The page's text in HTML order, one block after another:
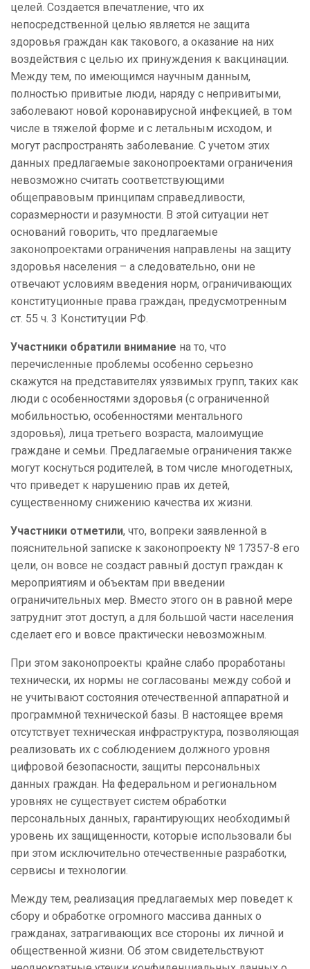
целей. Создается впечатление, что их
непосредственной целью является не защита
здоровья граждан как такового, а оказание на них
воздействия с целью их принуждения к вакцинации.
Между тем, по имеющимся научным данным,
полностью привитые люди, наряду с непривитыми,
заболевают новой коронавирусной инфекцией, в том
числе в тяжелой форме и с летальным исходом, и
могут распространять заболевание. С учетом этих
данных предлагаемые законопроектами ограничения
невозможно считать соответствующими
общеправовым принципам справедливости,
соразмерности и разумности. В этой ситуации нет
оснований говорить, что предлагаемые
законопроектами ограничения направлены на защиту
здоровья населения – а следовательно, они не
отвечают условиям введения норм, ограничивающих
конституционные права граждан, предусмотренным
ст. 55 ч. 3 Конституции РФ.
Участники обратили внимание на то, что
перечисленные проблемы особенно серьезно
скажутся на представителях уязвимых групп, таких как
люди с особенностями здоровья (с ограниченной
мобильностью, особенностями ментального
здоровья), лица третьего возраста, малоимущие
граждане и семьи. Предлагаемые ограничения также
могут коснуться родителей, в том числе многодетных,
что приведет к нарушению прав их детей,
существенному снижению качества их жизни.
Участники отметили, что, вопреки заявленной в
пояснительной записке к законопроекту № 17357-8 его
цели, он вовсе не создаст равный доступ граждан к
мероприятиям и объектам при введении
ограничительных мер. Вместо этого он в равной мере
затруднит этот доступ, а для большой части населения
сделает его и вовсе практически невозможным.
При этом законопроекты крайне слабо проработаны
технически, их нормы не согласованы между собой и
не учитывают состояния отечественной аппаратной и
программной технической базы. В настоящее время
отсутствует техническая инфраструктура, позволяющая
реализовать их с соблюдением должного уровня
цифровой безопасности, защиты персональных
данных граждан. На федеральном и региональном
уровнях не существует систем обработки
персональных данных, гарантирующих необходимый
уровень их защищенности, которые использовали бы
при этом исключительно отечественные разработки,
сервисы и технологии.
Между тем, реализация предлагаемых мер поведет к
сбору и обработке огромного массива данных о
гражданах, затрагивающих все стороны их личной и
общественной жизни. Об этом свидетельствуют